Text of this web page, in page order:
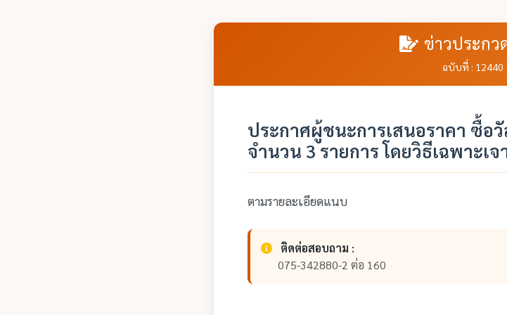
ข่าวประกว
ฉบับที่ : 12440
ประกาศผู้ชนะการเสนอราคา ซื้
จำนวน 3 รายการ โดยวิธีเฉพาะเจ
ตามรายละเอียดแนบ
ติดต่อสอบถาม :
075-342880-2 ต่อ 160